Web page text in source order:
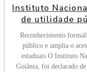
Instituto
de utilidade
Reconhecimento
público e amplia o
estaduais O Instituto
Goiânia, foi declarado